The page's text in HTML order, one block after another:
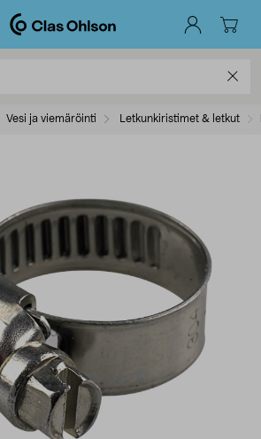
Vesi ja viemäröinti Letkunkiristimet & letkut